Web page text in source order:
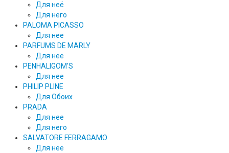
Для неё
Для него
PALOMA PICASSO
Для нее
PARFUMS DE MARLY
Для нее
PENHALIGOM'S
Для нее
PHILIP PLINE
Для Обоих
PRADA
Для нее
Для него
SALVATORE FERRAGAMO
Для нее